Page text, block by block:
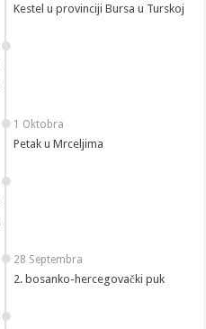
Kestel u provinciji Bursa u Turskoj
1 Oktobra
Petak u Mrceljima
28 Septembra
2. bosanko-hercegovački puk